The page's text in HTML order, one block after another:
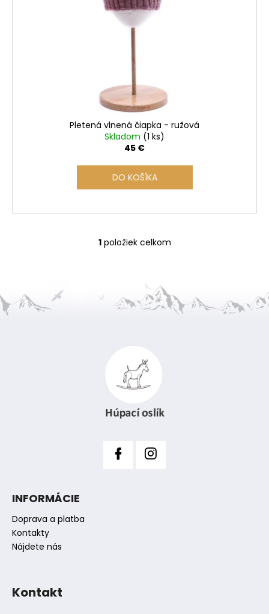
Pletená vlnená čiapka - ružová
Skladom (1 ks)
45 €
DO KOŠÍKA
O
d
p
r
v
k
y
1položiek celkom
INFORMÁCIE
Doprava a platba
Kontakty
Nájdete nás
Kontakt